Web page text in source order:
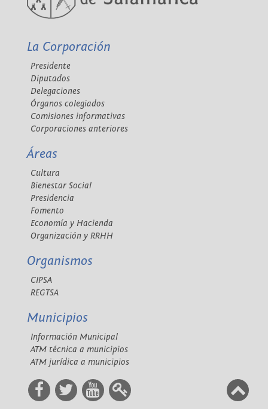
La Corporación
Presidente
Diputados
Delegaciones
Órganos colegiados
Comisiones informativas
Corporaciones anteriores
Áreas
Cultura
Bienestar Social
Presidencia
Fomento
Economía y Hacienda
Organización y RRHH
Organismos
CIPSA
REGTSA
Municipios
Información Municipal
ATM técnica a municipios
ATM jurídica a municipios